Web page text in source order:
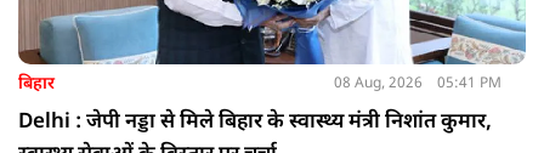
बिहार 08 Aug, 2026 05:41 PM
Delhi : जेपी नड्डा से मिले बिहार के स्वास्थ्य मंत्री निशांत कुमार,